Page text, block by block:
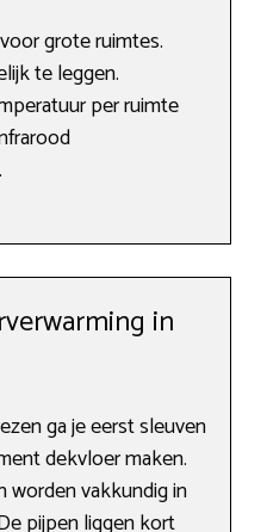
grote ruimtes.
te leggen.
per ruimte
in
ga je eerst sleuven
dekvloer maken.
worden vakkundig in
pijpen liggen kort